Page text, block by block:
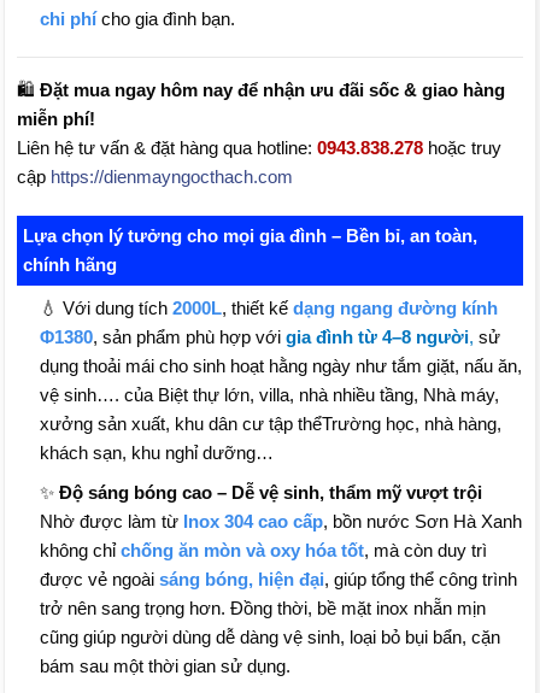
chi phícho gia đình bạn.
🛍️ Đặt mua ngay hôm nay để nhận ưu đãi sốc & giao hàng
miễn phí!
Liên hệ tư vấn & đặt hàng qua hotline: 0943.838.278hoặc truy
cập https://dienmayngocthach.com
Lựa chọn lý tưởng cho mọi gia đình – Bền bỉ, an toàn,
chính hãng
💧 Với dung tích2000L, thiết kếdạng ngang đường kính
Φ1380, sản phẩm phù hợp vớigia đình từ 4–8 người, sử
dụng thoải mái cho sinh hoạt hằng ngày như tắm giặt, nấu ăn,
vệ sinh…. của Biệt thự lớn, villa, nhà nhiều tầng, Nhà máy,
xưởng sản xuất, khu dân cư tập thểTrường học, nhà hàng,
khách sạn, khu nghỉ dưỡng…
✨Độ sáng bóng cao – Dễ vệ sinh, thẩm mỹ vượt trội
Nhờ được làm từ Inox 304 cao cấp, bồn nước Sơn Hà Xanh
không chỉchống ăn mòn và oxy hóa tốt, mà còn duy trì
được vẻ ngoàisáng bóng, hiện đại, giúp tổng thể công trình
trở nên sang trọng hơn. Đồng thời, bề mặt inox nhẵn mịn
cũng giúp người dùng dễ dàng vệ sinh, loại bỏ bụi bẩn, cặn
bám sau một thời gian sử dụng.